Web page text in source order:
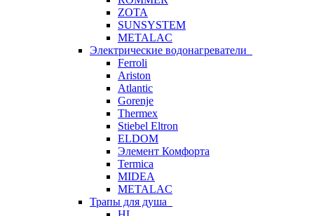
ZOTA
SUNSYSTEM
METALAC
Электрические водонагреватели
Ferroli
Ariston
Atlantic
Gorenje
Thermex
Stiebel Eltron
ELDOM
Элемент Комфорта
Termica
MIDEA
METALAC
Трапы для душа